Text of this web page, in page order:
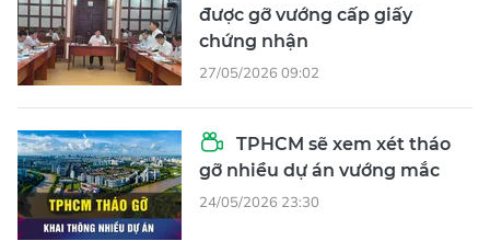
được gỡ vướng cấp giấy
chứng nhận
27/05/2026 09:02
TPHCM sẽ xem xét tháo
gỡ nhiều dự án vướng mắc
24/05/2026 23:30